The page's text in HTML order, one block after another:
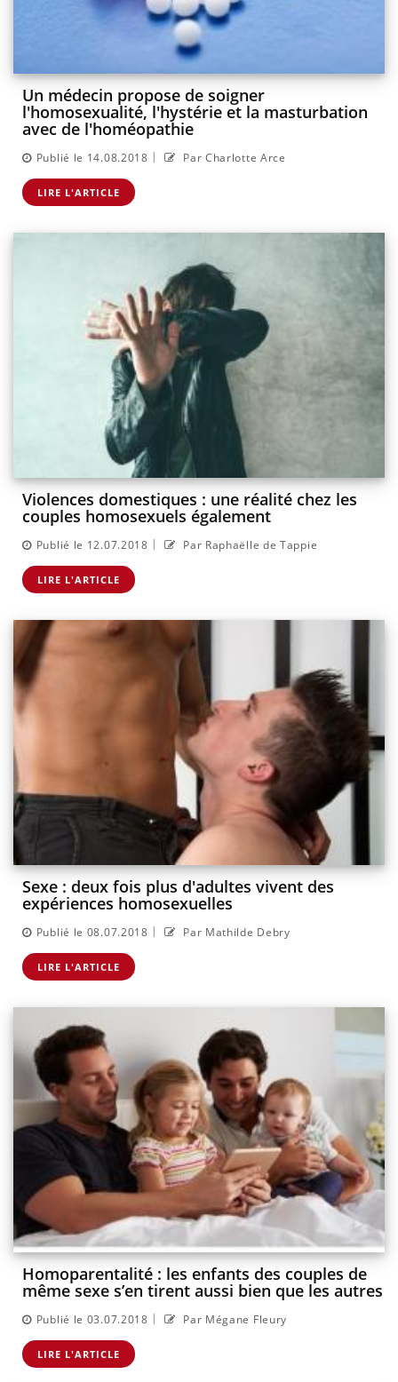
Un médecin propose de soigner
l'homosexualité, l'hystérie et la masturbation
avec de l'homéopathie
Publié le 14.08.2018 | Par Charlotte Arce
LIRE L'ARTICLE
Violences domestiques : une réalité chez les
couples homosexuels également
Publié le 12.07.2018 | Par Raphaëlle de Tappie
LIRE L'ARTICLE
Sexe : deux fois plus d'adultes vivent des
expériences homosexuelles
Publié le 08.07.2018 | Par Mathilde Debry
LIRE L'ARTICLE
Homoparentalité : les enfants des couples de
même sexe s’en tirent aussi bien que les autres
Publié le 03.07.2018 | Par Mégane Fleury
LIRE L'ARTICLE